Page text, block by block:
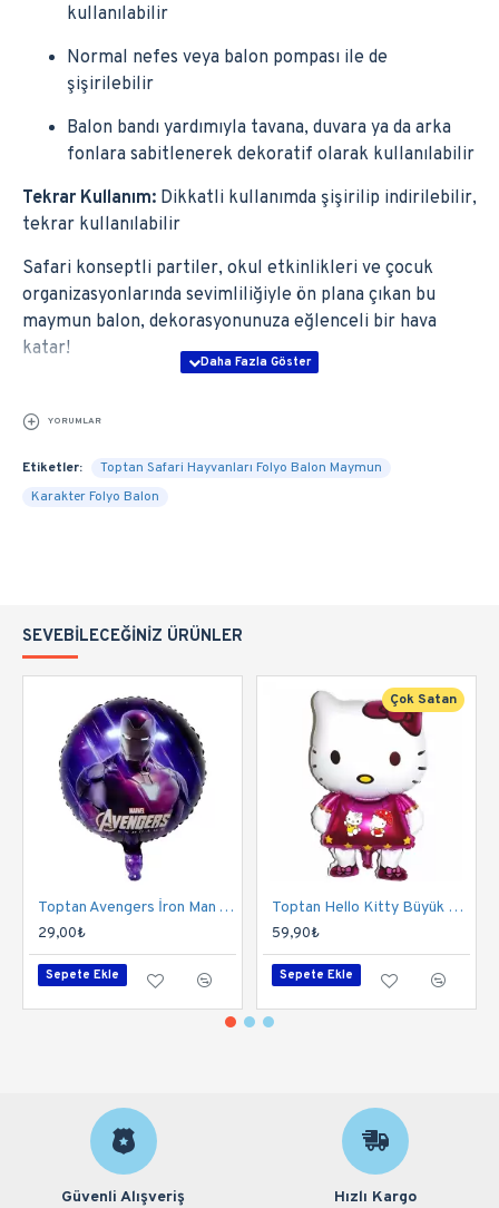
kullanılabilir
Normal nefes veya balon pompası ile de
şişirilebilir
Balon bandı yardımıyla tavana, duvara ya da arka
fonlara sabitlenerek dekoratif olarak kullanılabilir
Tekrar Kullanım: Dikkatli kullanımda şişirilip indirilebilir,
tekrar kullanılabilir
Safari konseptli partiler, okul etkinlikleri ve çocuk
organizasyonlarında sevimliliğiyle ön plana çıkan bu
maymun balon, dekorasyonunuza eğlenceli bir hava
katar!
YORUMLAR
Etiketler:
Toptan Safari Hayvanları Folyo Balon Maymun
Karakter Folyo Balon
SEVEBILECEĞINIZ ÜRÜNLER
Toptan Avengers İron Man Yuvarlak Folyo Balon
29,00₺
Sepete Ekle
Çok Satan
Toptan Hello Kitty Büyük Folyo Balon
59,90₺
Sepete Ekle
Güvenli Alışveriş Hızlı Kargo